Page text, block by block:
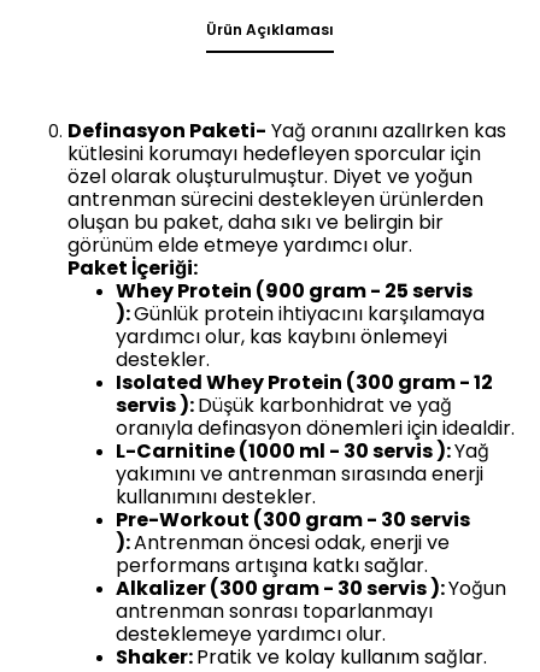
Ürün Açıklaması
Definasyon Paketi- Yağ oranını azalIrken kas
kütlesini korumayı hedefleyen sporcular için
özel olarak oluşturulmuştur. Diyet ve yoğun
antrenman sürecini destekleyen ürünlerden
oluşan bu paket, daha sıkı ve belirgin bir
görünüm elde etmeye yardımcı olur.
Paket İçeriği:
Whey Protein (900 gram - 25 servis
):Günlük protein ihtiyacını karşılamaya
yardımcı olur, kas kaybını önlemeyi
destekler.
Isolated Whey Protein (300 gram - 12
servis ):Düşük karbonhidrat ve yağ
oranıyla definasyon dönemleri için idealdir.
L-Carnitine (1000 ml - 30 servis ):Yağ
yakımını ve antrenman sırasında enerji
kullanımını destekler.
Pre-Workout (300 gram - 30 servis
):Antrenman öncesi odak, enerji ve
performans artışına katkı sağlar.
Alkalizer (300 gram - 30 servis ):Yoğun
antrenman sonrası toparlanmayı
desteklemeye yardımcı olur.
Shaker:Pratik ve kolay kullanım sağlar.